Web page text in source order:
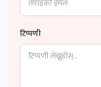
टिप्पणी